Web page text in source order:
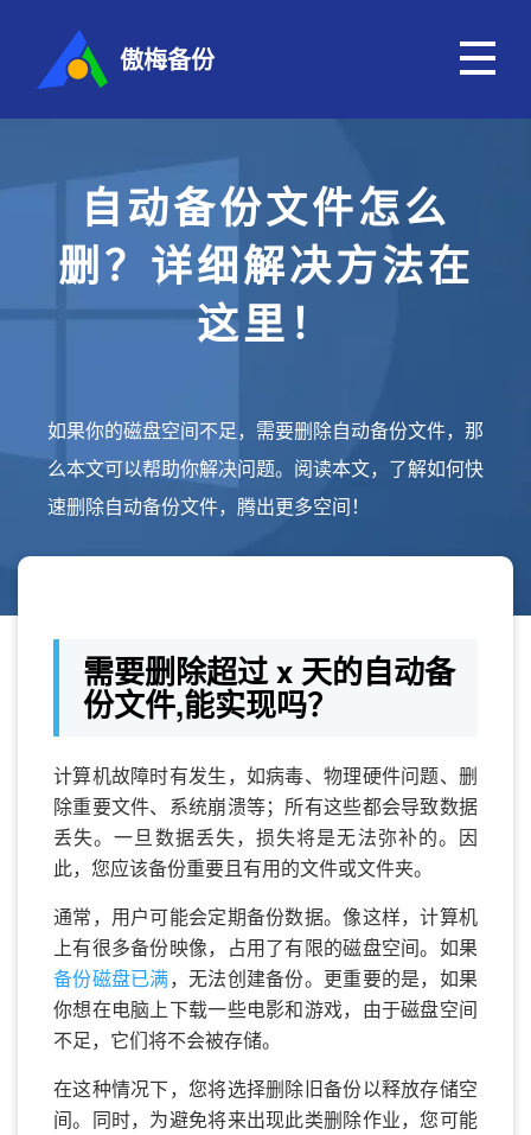
傲梅备份
自动备份文件怎么
删？详细解决方法在
这里！
如果你的磁盘空间不足，需要删除自动备份文件，那
么本文可以帮助你解决问题。阅读本文，了解如何快
速删除自动备份文件，腾出更多空间！
需要删除超过 x 天的自动备
份文件,能实现吗？
计算机故障时有发生，如病毒、物理硬件问题、删
除重要文件、系统崩溃等；所有这些都会导致数据
丢失。一旦数据丢失，损失将是无法弥补的。因
此，您应该备份重要且有用的文件或文件夹。
通常，用户可能会定期备份数据。像这样，计算机
上有很多备份映像，占用了有限的磁盘空间。如果
备份磁盘已满，无法创建备份。更重要的是，如果
你想在电脑上下载一些电影和游戏，由于磁盘空间
不足，它们将不会被存储。
在这种情况下，您将选择删除旧备份以释放存储空
间。同时，为避免将来出现此类删除作业，您可能